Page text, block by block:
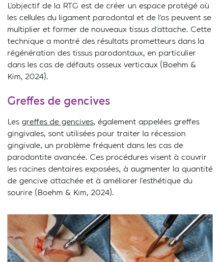
L’objectif de la RTG est de créer un espace protégé où
les cellules du ligament parodontal et de l’os peuvent se
multiplier et former de nouveaux tissus d’attache. Cette
technique a montré des résultats prometteurs dans la
régénération des tissus parodontaux, en particulier
dans les cas de défauts osseux verticaux (Boehm &
Kim, 2024).
Greffes de gencives
Les greffes de gencives, également appelées greffes
gingivales, sont utilisées pour traiter la récession
gingivale, un problème fréquent dans les cas de
parodontite avancée. Ces procédures visent à couvrir
les racines dentaires exposées, à augmenter la quantité
de gencive attachée et à améliorer l’esthétique du
sourire (Boehm & Kim, 2024).